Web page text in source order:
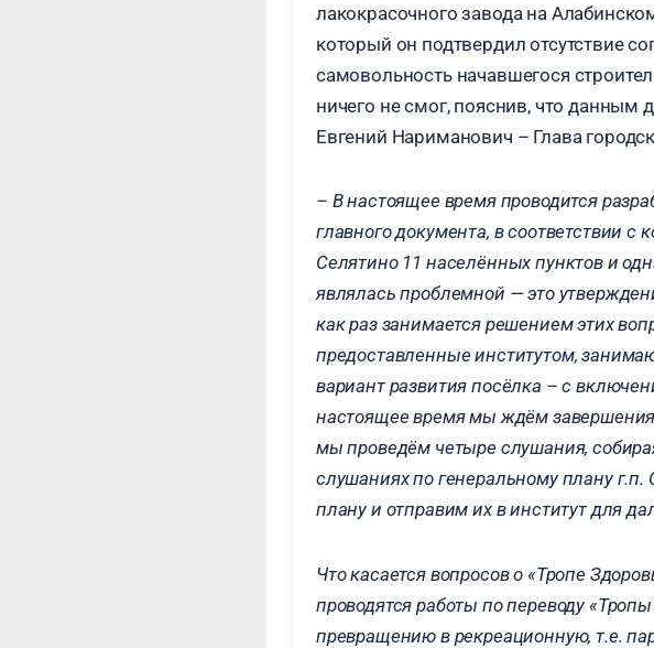
лакокрасочного завода на
который он подтвердил отсутствие
самовольность начавшегося
ничего не смог, пояснив, что данным
Евгений Нариманович – Глава
– В настоящее время проводится
главного документа, в соответствии
Селятино 11 населённых пунктов и
являлась проблемной — это
как раз занимается решением этих
предоставленные институтом,
вариант развития посёлка – с
настоящее время мы ждём
мы проведём четыре слушания,
слушаниях по генеральному плану
плану и отправим их в институт для
Что касается вопросов о «Тропе
проводятся работы по переводу
превращению в рекреационную, т.е.